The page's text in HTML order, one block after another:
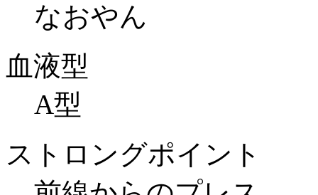
なおやん
血液型
A型
ストロングポイント